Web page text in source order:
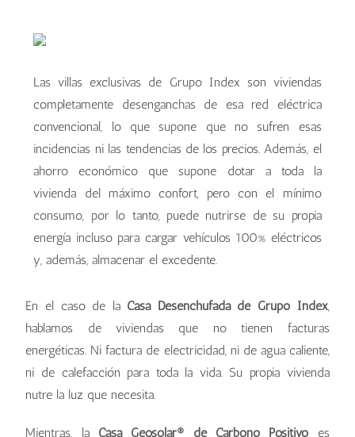
Las villas exclusivas de Grupo Index son viviendas
completamente desenganchas de esa red eléctrica
convencional, lo que supone que no sufren esas
incidencias ni las tendencias de los precios. Además, el
ahorro económico que supone dotar a toda la
vivienda del máximo confort, pero con el mínimo
consumo, por lo tanto, puede nutrirse de su propia
energía incluso para cargar vehículos 100% eléctricos
y, además, almacenar el excedente.
En el caso de la Casa Desenchufada de Grupo Index,
hablamos de viviendas que no tienen facturas
energéticas. Ni factura de electricidad, ni de agua caliente,
ni de calefacción para toda la vida. Su propia vivienda
nutre la luz que necesita.
Mientras, la Casa Geosolar® de Carbono Positivo es